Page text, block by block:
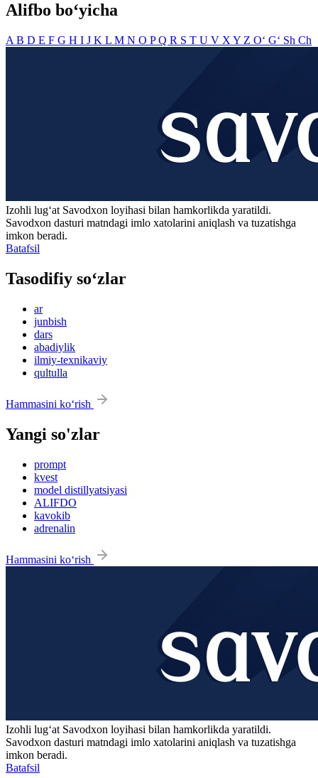
Alifbo bo‘yicha
A B D E F G H I J K L M N O PQ R S T U V X Y Z O‘ G‘ Sh Ch
Izohli lugʻat Savodxon loyihasi bilan hamkorlikda yaratildi.
Savodxon dasturi matndagi imlo xatolarini aniqlash va tuzatishga
imkon beradi.
Batafsil
Tasodifiy so‘zlar
ar
junbish
dars
abadiylik
ilmiy-texnikaviy
qultulla
Hammasini ko‘rish
Yangi so'zlar
prompt
kvest
model distillyatsiyasi
ALIFDO
kavokib
adrenalin
Hammasini ko‘rish
Izohli lugʻat Savodxon loyihasi bilan hamkorlikda yaratildi.
Savodxon dasturi matndagi imlo xatolarini aniqlash va tuzatishga
imkon beradi.
Batafsil